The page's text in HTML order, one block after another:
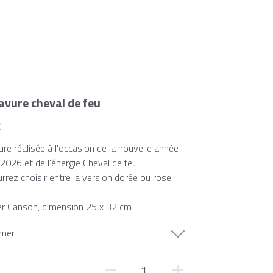
cheval de feu
réalisée à l'occasion de la nouvelle année
et de l'énergie Cheval de feu.
choisir entre la version dorée ou rose
Canson, dimension 25 x 32 cm